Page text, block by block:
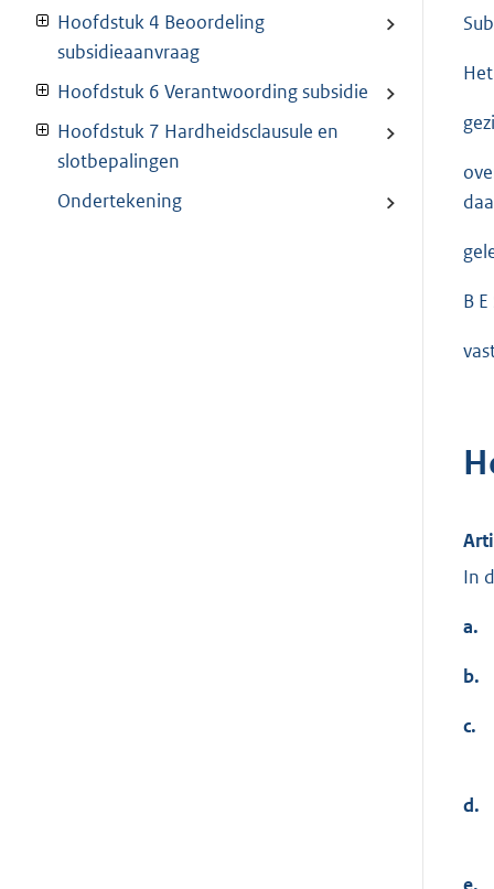
Hoofdstuk 4 Beoordeling
subsidieaanvraag
Hoofdstuk 6 Verantwoording subsidie
Hoofdstuk 7 Hardheidsclausule en
slotbepalingen
Ondertekening
B
In
a.
b.
c.
d.